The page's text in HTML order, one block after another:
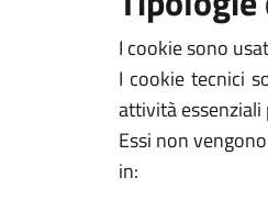
I cookie sono
I cookie tecnici
attività
Essi non
in: